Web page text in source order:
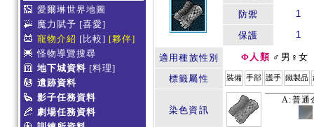
愛爾琳世界地圖
魔力賦予 [喜愛]
寵物介紹 [比較] [夥伴]
怪物導覽搜尋
地下城資料 [料理]
遺跡資料
影子任務資料
劇場任務資料
防禦
1
保護 1
適用種族性別 Φ人類 ♂男♀女
標籤屬性 裝備 手部 護手 鐵製品
染色資訊
A:普通